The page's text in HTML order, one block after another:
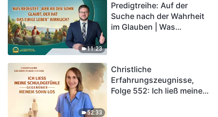
11:23
Predigtreihe: Auf der
Suche nach der Wahrheit
im Glauben | Was
52:33
Christliche
Erfahrungszeugnisse,
Folge 552: Ich ließ meine